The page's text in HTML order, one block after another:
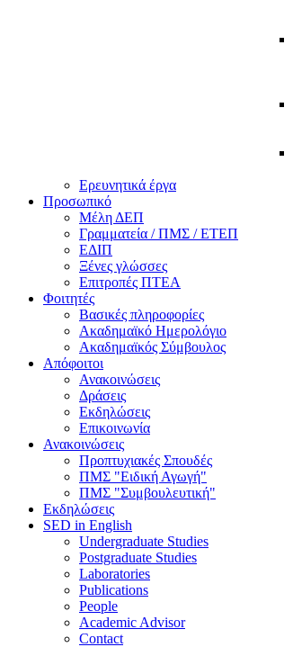
Ερευνητικά έργα
Προσωπικό
Μέλη ΔΕΠ
Γραμματεία / ΠΜΣ / ΕΤΕΠ
ΕΔΙΠ
Ξένες γλώσσες
Επιτροπές ΠΤΕΑ
Φοιτητές
Βασικές πληροφορίες
Ακαδημαϊκό Ημερολόγιο
Ακαδημαϊκός Σύμβουλος
Απόφοιτοι
Ανακοινώσεις
Δράσεις
Εκδηλώσεις
Επικοινωνία
Ανακοινώσεις
Προπτυχιακές Σπουδές
ΠΜΣ "Ειδική Αγωγή"
ΠΜΣ "Συμβουλευτική"
Εκδηλώσεις
SED in English
Undergraduate Studies
Postgraduate Studies
Laboratories
Publications
People
Academic Advisor
Contact